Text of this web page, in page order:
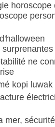
horoscope
ne
kopi luwak
mer,